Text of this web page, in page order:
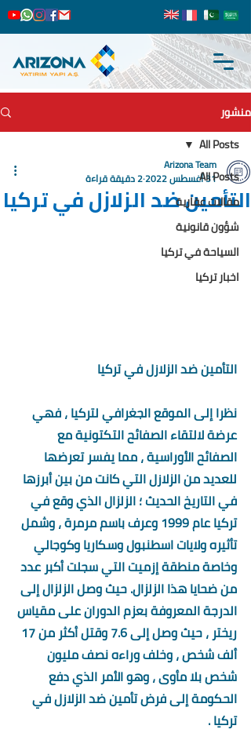
منشور
All Posts
مقالات عقارية
شؤون قانونية
السياحة في تركيا
اخبار تركيا
All Posts
التأمين ضد الزلازل في تركيا
Arizona Team
31 أغسطس 2022 2 دقيقة قراءة
التأمين ضد الزلازل في تركيا
نظرا إلى الموقع الجغرافي لتركيا ، فهي
عرضة لالتقاء الصفائح التكتونية مع
الصفائح الأوراسية ، مما يفسر تعرضها
للعديد من الزلازل التي كانت من بين أبرزها
في التاريخ الحديث ؛ الزلزال الذي وقع في
تركيا عام 1999 وعرف باسم مرمرة ، وشمل
تأثيره ولايات اسطنبول وسكاريا وكوجالي
وخاصة منطقة إزميت التي سجلت أكبر عدد
من ضحايا هذا الزلزال. حيث وصل الزلزال إلى
الدرجة المعروفة بعزم الدوران على مقياس
ألف شخص ، وخلف وراءه نصف مليون
شخص بلا مأوى ، وهو الأمر الذي دفع
الحكومة إلى فرض تأمين ضد الزلازل في
تركيا .